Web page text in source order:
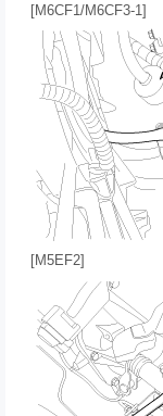
[M6CF1/M6CF3-1]
[M5EF2]